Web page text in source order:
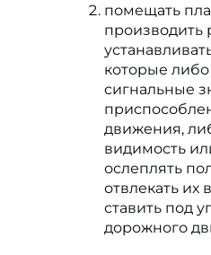
помещать
производить
которые
сигнальные
движения,
видимость
ослеплять
отвлекать
ставить под
дорожного